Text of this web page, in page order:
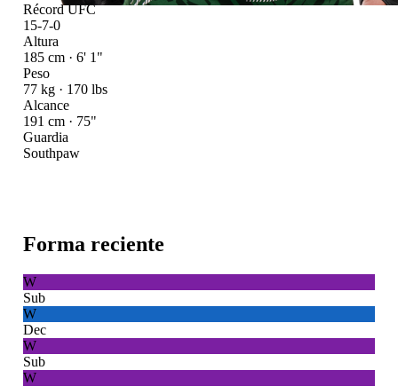
Récord UFC
15-7-0
Altura
185 cm · 6' 1"
Peso
77 kg · 170 lbs
Alcance
191 cm · 75"
Guardia
Southpaw
Forma reciente
W
Sub
W
Dec
W
Sub
W